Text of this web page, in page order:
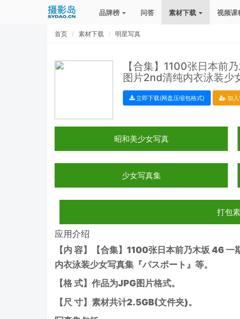
品牌榜 问答 素材下载 视频课
首页 素材下载 明星写真
【合集】1100张日本前
图片2nd清纯内衣泳装少
立即下载(网盘压缩包格式) 加入
昭和美少女写真
少女写真集
打包
应用介绍
【内 容】【合集】1100张日本前乃木坂 46
内衣泳装少女写真集『パスポート』等。
【格 式】作品为JPG图片格式。
【尺 寸】素材共计2.5GB(文件夹)。